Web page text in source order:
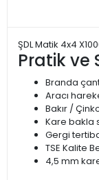
ŞDL Matik 4x4
Pratik ve
Branda
Aracı
Bakır /
Kare bakla
Gergi
TSE Kalite
4,5 mm